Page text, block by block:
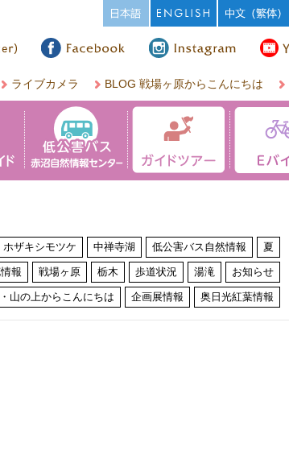
ライブカメラ BLOG 戦場ヶ原からこんにちは
ホザキシモツケ 中禅寺湖 低公害バス自然情報 夏
報 戦場ヶ原 栃木 歩道状況 湯滝 お知らせ
山の上からこんにちは 企画展情報 奥日光紅葉情報